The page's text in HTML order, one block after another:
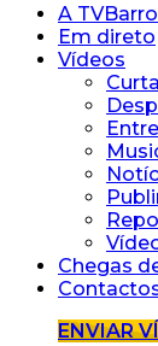
A
Em direto
Vídeos
Chegas
ENVIAR